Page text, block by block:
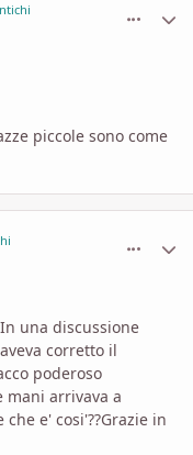
piccole sono come
una discussione
corretto il
poderoso
mani arrivava a
e' cosi'??Grazie in